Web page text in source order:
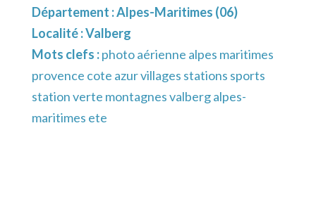
Département :Alpes-Maritimes (06)
Localité :Valberg
Mots clefs :photo aérienne alpes maritimes
provence cote azur villages stations sports
station verte montagnes valberg alpes-
maritimes ete